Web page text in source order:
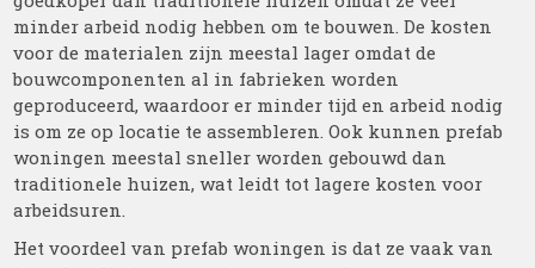
minder arbeid nodig hebben om te bouwen. De kosten
voor de materialen zijn meestal lager omdat de
bouwcomponenten al in fabrieken worden
geproduceerd, waardoor er minder tijd en arbeid nodig
is om ze op locatie te assembleren. Ook kunnen prefab
woningen meestal sneller worden gebouwd dan
traditionele huizen, wat leidt tot lagere kosten voor
arbeidsuren.
Het voordeel van prefab woningen is dat ze vaak van